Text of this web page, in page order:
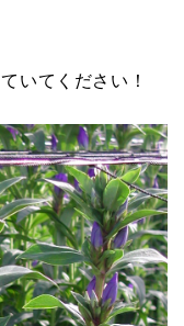
いてください！